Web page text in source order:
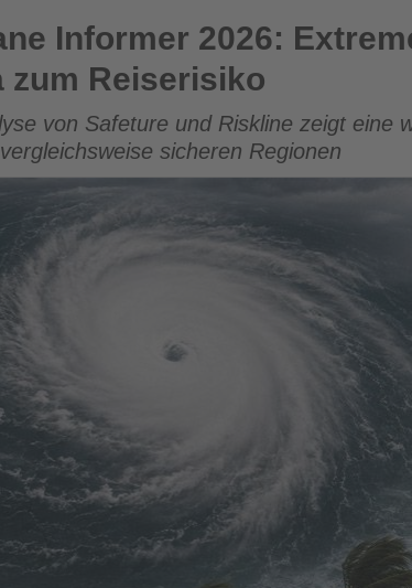
2026: Extreme Wetterlagen werden auch
Informer 2026:
zum Reiserisiko
von Safeture und Riskline zeigt
sicheren Regionen